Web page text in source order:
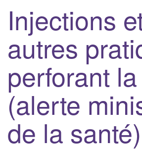
Injections
autres
perforant
(alerte
de la santé)